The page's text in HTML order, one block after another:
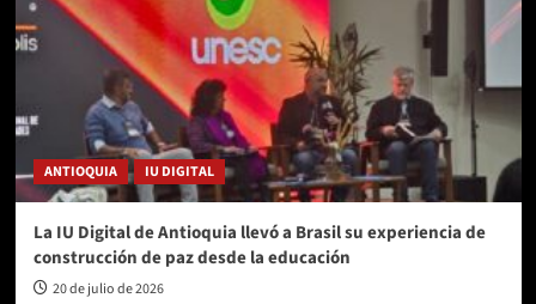
ANTIOQUIA IU DIGITAL
La IU Digital de Antioquia llevó a Brasil su experiencia de
construcción de paz desde la educación
20 de julio de 2026